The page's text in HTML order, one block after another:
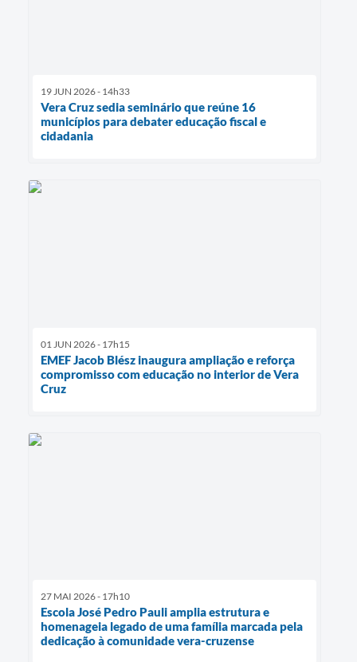
19 JUN 2026 - 14h33
Vera Cruz sedia seminário que reúne 16
municípios para debater educação fiscal e
cidadania
01 JUN 2026 - 17h15
EMEF Jacob Blész inaugura ampliação e reforça
compromisso com educação no interior de Vera
Cruz
27 MAI 2026 - 17h10
Escola José Pedro Pauli amplia estrutura e
homenageia legado de uma família marcada pela
dedicação à comunidade vera-cruzense